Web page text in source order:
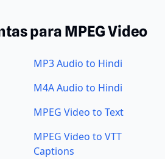
para MPEG Video
MP3 Audio to Hindi
M4A Audio to Hindi
MPEG Video to Text
MPEG Video to VTT
Captions